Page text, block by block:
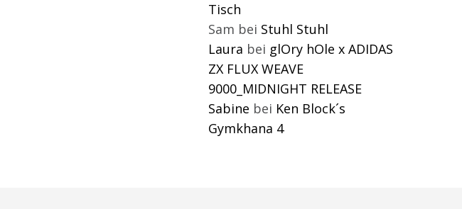
Tisch
Sam bei Stuhl Stuhl
Laura bei glOry hOle x ADIDAS
ZX FLUX WEAVE
9000_MIDNIGHT RELEASE
Sabine bei Ken Block´s
Gymkhana 4